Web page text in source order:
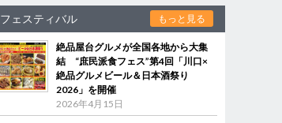
フェスティバル もっと見る
絶品屋台グルメが全国各地から大集
結 “庶民派食フェス”第4回「川口×
絶品グルメビール＆日本酒祭り
2026」を開催
2026年4月15日